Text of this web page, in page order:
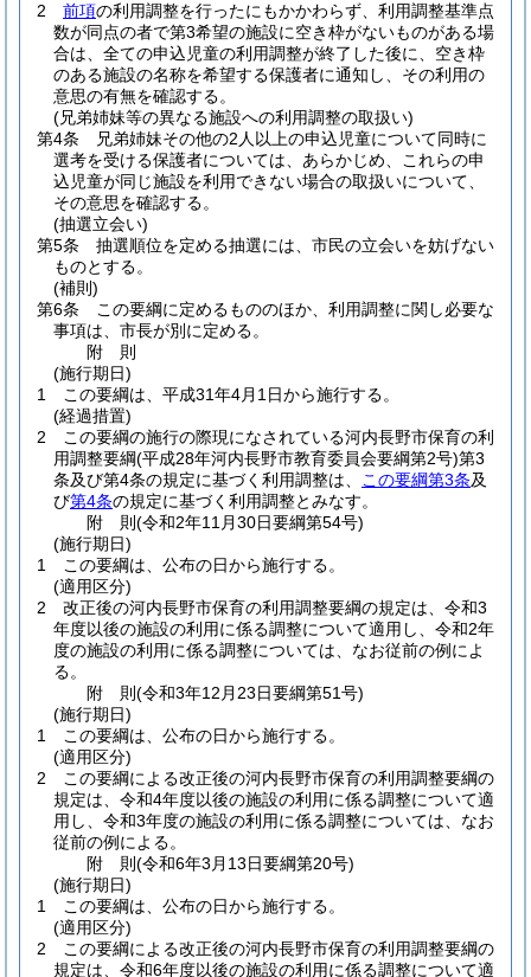
2
前項の利用調整を行ったにもかかわらず、利用調整基準点
数が同点の者で第3希望の施設に空き枠がないものがある場
合は、全ての申込児童の利用調整が終了した後に、空き枠
のある施設の名称を希望する保護者に通知し、その利用の
意思の有無を確認する。
(兄弟姉妹等の異なる施設への利用調整の取扱い)
第4条
兄弟姉妹その他の2人以上の申込児童について同時に
選考を受ける保護者については、あらかじめ、これらの申
込児童が同じ施設を利用できない場合の取扱いについて、
その意思を確認する。
(抽選立会い)
第5条
抽選順位を定める抽選には、市民の立会いを妨げない
ものとする。
(補則)
第6条
この要綱に定めるもののほか、利用調整に関し必要な
事項は、市長が別に定める。
附 則
(施行期日)
1
この要綱は、平成31年4月1日から施行する。
(経過措置)
2
この要綱の施行の際現になされている河内長野市保育の利
用調整要綱(平成28年河内長野市教育委員会要綱第2号)第3
条及び第4条の規定に基づく利用調整は、
この要綱第3条及
び第4条の規定に基づく利用調整とみなす。
附 則(令和2年11月30日要綱第54号)
(施行期日)
1
この要綱は、公布の日から施行する。
(適用区分)
2
改正後の河内長野市保育の利用調整要綱の規定は、令和3
年度以後の施設の利用に係る調整について適用し、令和2年
度の施設の利用に係る調整については、なお従前の例によ
る。
附 則(令和3年12月23日要綱第51号)
(施行期日)
1
この要綱は、公布の日から施行する。
(適用区分)
2
この要綱による改正後の河内長野市保育の利用調整要綱の
規定は、令和4年度以後の施設の利用に係る調整について適
用し、令和3年度の施設の利用に係る調整については、なお
従前の例による。
附 則(令和6年3月13日要綱第20号)
(施行期日)
1
この要綱は、公布の日から施行する。
(適用区分)
2
この要綱による改正後の河内長野市保育の利用調整要綱の
規定は、令和6年度以後の施設の利用に係る調整について適